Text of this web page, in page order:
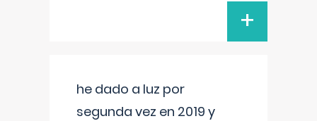
+
he dado a luz por
segunda vez en 2019 y